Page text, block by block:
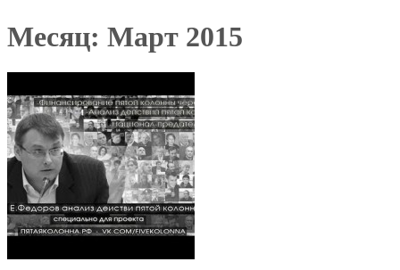
Месяц: Март 2015